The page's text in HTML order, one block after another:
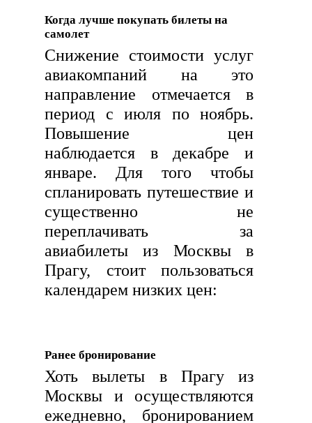
Когда лучше покупать билеты на
самолет
Снижение стоимости услуг
авиакомпаний на это
направление отмечается в
период с июля по ноябрь.
Повышение цен
наблюдается в декабре и
январе. Для того чтобы
спланировать путешествие и
существенно не
переплачивать за
авиабилеты из Москвы в
Прагу, стоит пользоваться
календарем низких цен:
Ранее бронирование
Хоть вылеты в Прагу из
Москвы и осуществляются
ежедневно, бронированием